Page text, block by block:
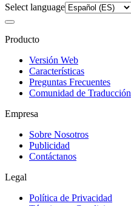
Select language
Producto
Versión Web
Características
Preguntas Frecuentes
Comunidad de Traducción
Empresa
Sobre Nosotros
Publicidad
Contáctanos
Legal
Política de Privacidad